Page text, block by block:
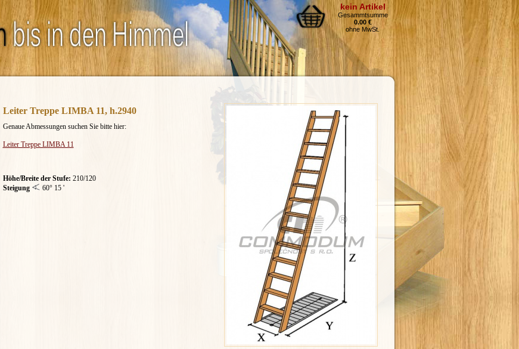
Leiter Treppe LIMBA 11, h.2940
Genaue Abmessungen suchen Sie bitte hier:
Leiter Treppe LIMBA 11
Höhe/Breite der Stufe: 210/120
Steigung
60° 15 '